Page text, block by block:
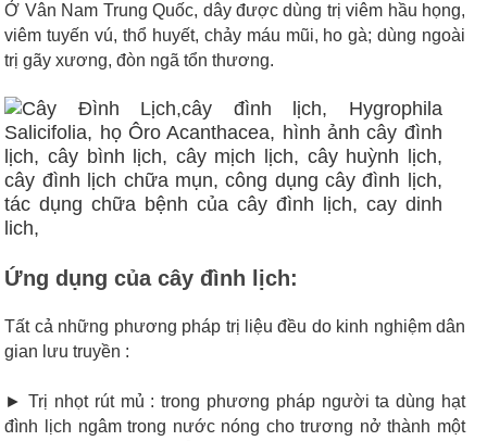
Ở Vân Nam Trung Quốc, dây được dùng trị viêm hầu họng,
viêm tuyến vú, thổ huyết, chảy máu mũi, ho gà; dùng ngoài
trị gãy xương, đòn ngã tổn thương.
Ứng dụng của cây đình lịch:
Tất cả những phương pháp trị liệu đều do kinh nghiệm dân
gian lưu truyền :
► Trị nhọt rút mủ : trong phương pháp người ta dùng hạt
đình lịch ngâm trong nước nóng cho trương nở thành một